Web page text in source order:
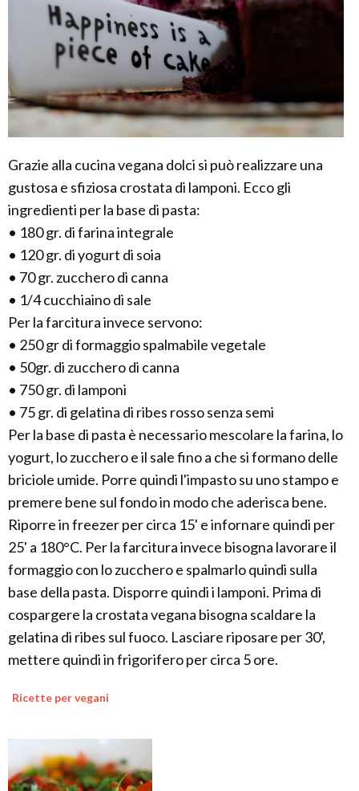
Grazie alla cucina vegana dolci si può realizzare una
gustosa e sfiziosa crostata di lamponi. Ecco gli
ingredienti per la base di pasta:
• 180 gr. di farina integrale
• 120 gr. di yogurt di soia
• 70 gr. zucchero di canna
• 1/4 cucchiaino di sale
Per la farcitura invece servono:
• 250 gr di formaggio spalmabile vegetale
• 50gr. di zucchero di canna
• 750 gr. di lamponi
• 75 gr. di gelatina di ribes rosso senza semi
Per la base di pasta è necessario mescolare la farina, lo
yogurt, lo zucchero e il sale fino a che si formano delle
briciole umide. Porre quindi l'impasto su uno stampo e
premere bene sul fondo in modo che aderisca bene.
Riporre in freezer per circa 15' e infornare quindi per
25' a 180°C. Per la farcitura invece bisogna lavorare il
formaggio con lo zucchero e spalmarlo quindi sulla
base della pasta. Disporre quindi i lamponi. Prima di
cospargere la crostata vegana bisogna scaldare la
gelatina di ribes sul fuoco. Lasciare riposare per 30',
mettere quindi in frigorifero per circa 5 ore.
Ricette per vegani